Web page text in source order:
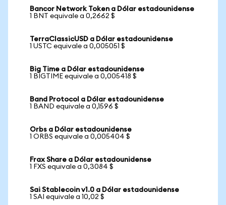
Bancor Network Token a Dólar estadounidense
1 BNT equivale a 0,2662 $
TerraClassicUSD a Dólar estadounidense
1 USTC equivale a 0,005051 $
Big Time a Dólar estadounidense
1 BIGTIME equivale a 0,005418 $
Band Protocol a Dólar estadounidense
1 BAND equivale a 0,1596 $
Orbs a Dólar estadounidense
1 ORBS equivale a 0,005404 $
Frax Share a Dólar estadounidense
1 FXS equivale a 0,3084 $
Sai Stablecoin v1.0 a Dólar estadounidense
1 SAI equivale a 10,02 $